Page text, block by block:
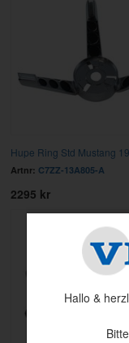
Hupe Ring Std Mustang
Artnr: C7ZZ-13A805-A
2295 kr
Hallo &